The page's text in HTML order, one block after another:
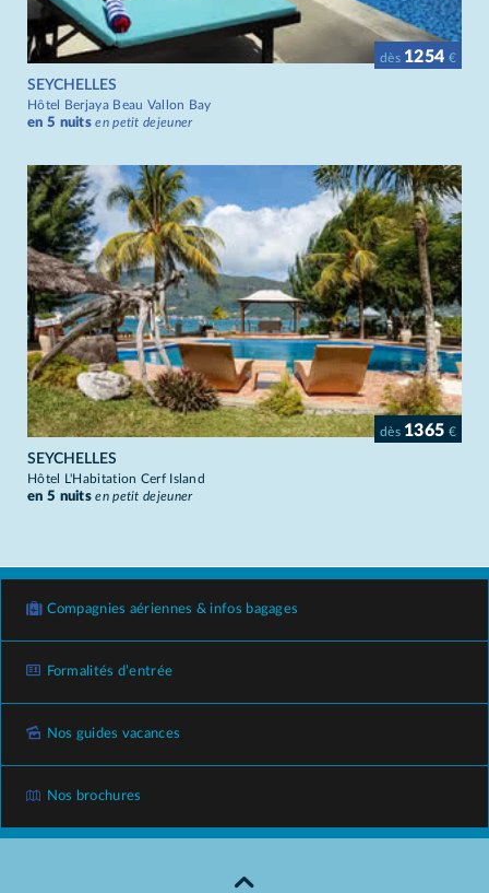
dès 1254 €
SEYCHELLES
Hôtel Berjaya Beau Vallon Bay
en 5 nuitsen petit dejeuner
dès 1365 €
SEYCHELLES
Hôtel L'Habitation Cerf Island
en 5 nuitsen petit dejeuner
Compagnies aériennes & infos bagages
Formalités d’entrée
Nos guides vacances
Nos brochures